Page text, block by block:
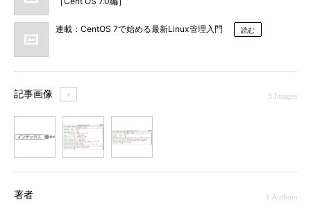
連載：CentOS 7で始める最新Linux管理入門 読む
記事画像 ＋ 3 Images
著者 1 Authors